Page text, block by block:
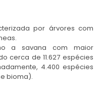
por árvores com
a savana com maior
cerca de 11.627 espécies
4.400 espécies
bioma).